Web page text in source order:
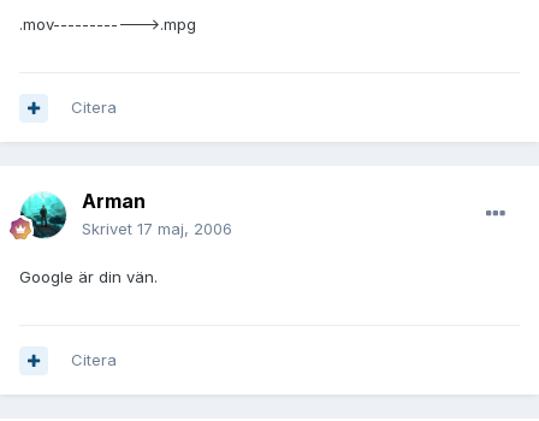
.mov------------>.mpg
Citera
Arman
Skrivet 17 maj, 2006
Google är din vän.
Citera